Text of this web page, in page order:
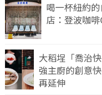
喝一杯紐約
店：登波咖啡
大稻埕「喬治
強主廚的創意
再延伸